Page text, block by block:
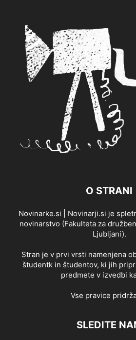
O STRANI
Novinarke.si | Novinarji.si je
novinarstvo (Fakulteta za
Ljubljani).
Stran je v prvi vrsti namenjena
študentk in študentov, ki jih
predmete v izvedbi
Vse pravice
SLEDITE